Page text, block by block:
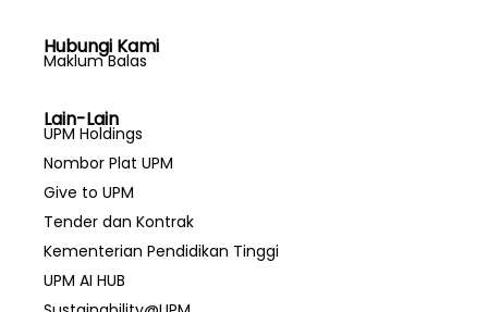
Hubungi Kami
Maklum Balas
Lain-Lain
UPM Holdings
Nombor Plat UPM
Give to UPM
Tender dan Kontrak
Kementerian Pendidikan Tinggi
UPM AI HUB